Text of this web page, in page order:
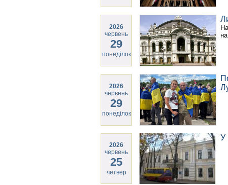
2026
червень
29
понеділок
2026
червень
29
понеділок
2026
червень
25
четвер
У